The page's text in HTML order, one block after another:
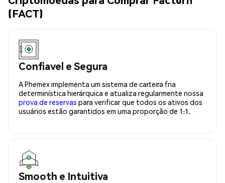
(FACT)
Confiavel e Segura
A Phemex implementa um sistema de carteira fria
determinística hierárquica e atualiza regularmente nossa
prova de reservas para verificar que todos os ativos dos
usuários estão garantidos em uma proporção de 1:1.
Smooth e Intuitiva